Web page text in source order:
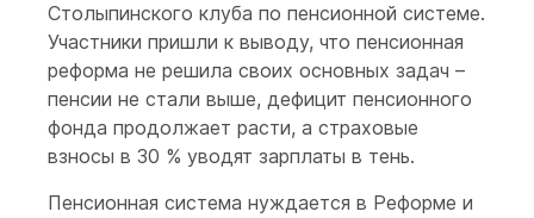
Столыпинского клуба по пенсионной системе.
Участники пришли к выводу, что пенсионная
реформа не решила своих основных задач –
пенсии не стали выше, дефицит пенсионного
фонда продолжает расти, а страховые
взносы в 30 % уводят зарплаты в тень.
Пенсионная система нуждается в Реформе и